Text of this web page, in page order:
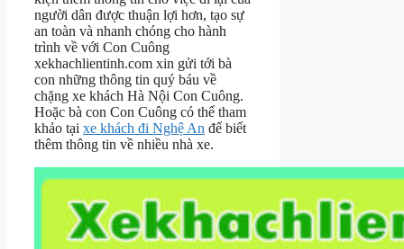
người dân được thuận lợi hơn, tạo sự
an toàn và nhanh chóng cho hành
trình về với Con Cuông
xekhachlientinh.com xin gửi tới bà
con những thông tin quý báu về
chặng xe khách Hà Nội Con Cuông.
Hoặc bà con Con Cuông có thể tham
khảo tại xe khách đi Nghệ An để biết
thêm thông tin về nhiều nhà xe.